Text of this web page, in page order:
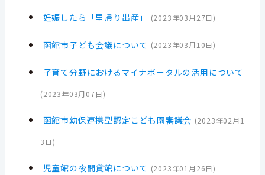
妊娠したら「里帰り出産」 (2023年03月27日)
函館市子ども会議について (2023年03月10日)
子育て分野におけるマイナポータルの活用について
(2023年03月07日)
函館市幼保連携型認定こども園審議会 (2023年02月1
3日)
児童館の夜間貸館について (2023年01月26日)